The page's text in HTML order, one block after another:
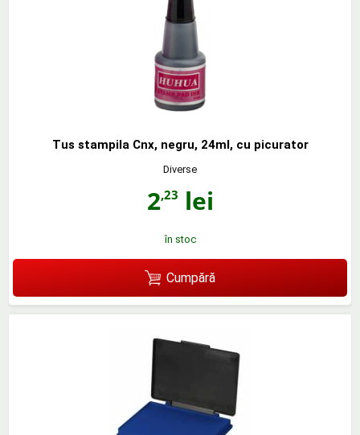
Tus stampila Cnx, negru, 24ml, cu picurator
Diverse
2,23 lei
în stoc
Cumpără